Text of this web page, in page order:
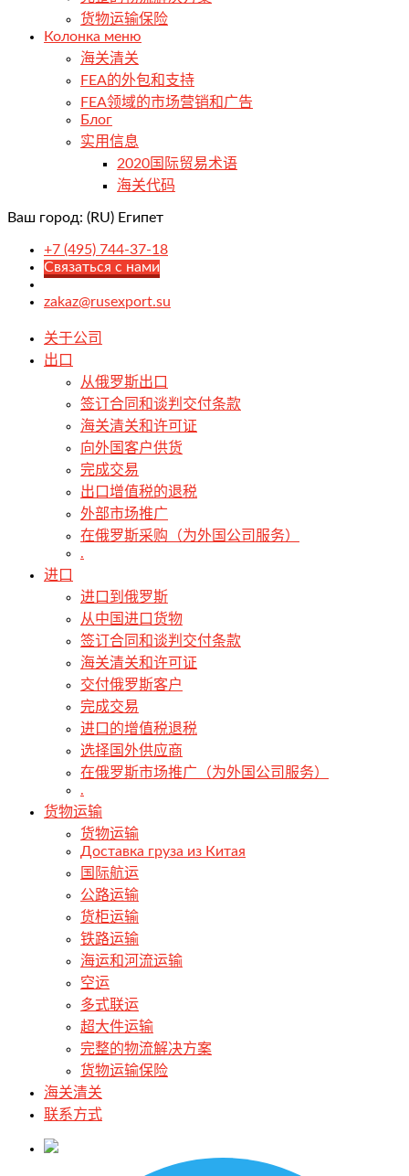
货物运输保险
Колонка меню
海关清关
FEA的外包和支持
FEA领域的市场营销和广告
Блог
实用信息
2020国际贸易术语
海关代码
Ваш город: (RU) Египет
+7 (495) 744-37-18
Связаться с нами
zakaz@rusexport.su
关于公司
出口
从俄罗斯出口
签订合同和谈判交付条款
海关清关和许可证
向外国客户供货
完成交易
出口增值税的退税
外部市场推广
在俄罗斯采购（为外国公司服务）
.
进口
进口到俄罗斯
从中国进口货物
签订合同和谈判交付条款
海关清关和许可证
交付俄罗斯客户
完成交易
进口的增值税退税
选择国外供应商
在俄罗斯市场推广（为外国公司服务）
.
货物运输
货物运输
Доставка груза из Китая
国际航运
公路运输
货柜运输
铁路运输
海运和河流运输
空运
多式联运
超大件运输
完整的物流解决方案
货物运输保险
海关清关
联系方式